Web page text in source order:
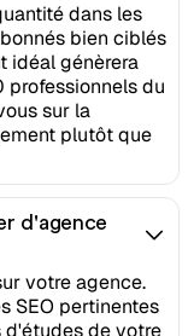
dans les
bien ciblés
idéal génèrera
du
sur la
plutôt que
d'agence
votre agence.
SEO pertinentes
d'études de votre